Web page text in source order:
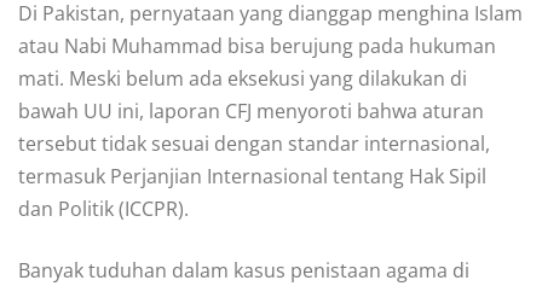
Di Pakistan, pernyataan yang dianggap menghina Islam
atau Nabi Muhammad bisa berujung pada hukuman
mati. Meski belum ada eksekusi yang dilakukan di
bawah UU ini, laporan CFJ menyoroti bahwa aturan
tersebut tidak sesuai dengan standar internasional,
termasuk Perjanjian Internasional tentang Hak Sipil
dan Politik (ICCPR).
Banyak tuduhan dalam kasus penistaan agama di